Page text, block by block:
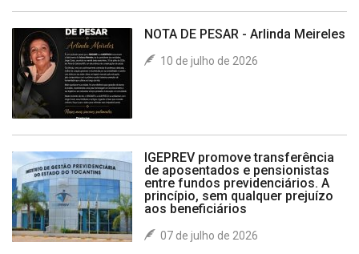
NOTA DE PESAR - Arlinda Meireles
10 de julho de 2026
IGEPREV promove transferência
de aposentados e pensionistas
entre fundos previdenciários. A
princípio, sem qualquer prejuízo
aos beneficiários
07 de julho de 2026